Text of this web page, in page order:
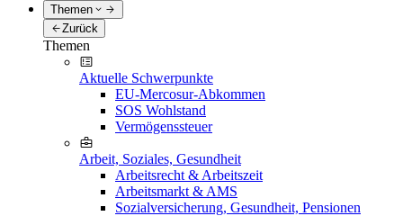
Themen
Zurück
Themen
Aktuelle Schwerpunkte
EU-Mercosur-Abkommen
SOS Wohlstand
Vermögenssteuer
Arbeit, Soziales, Gesundheit
Arbeitsrecht & Arbeitszeit
Arbeitsmarkt & AMS
Sozialversicherung, Gesundheit, Pensionen